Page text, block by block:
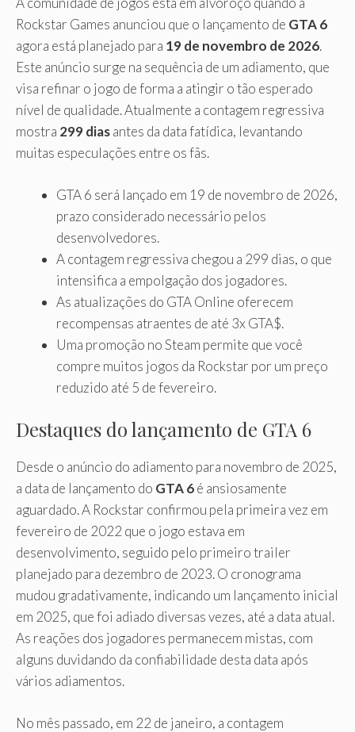
Rockstar Games anunciou que o lançamento de GTA 6
agora está planejado para 19 de novembro de 2026.
Este anúncio surge na sequência de um adiamento, que
visa refinar o jogo de forma a atingir o tão esperado
nível de qualidade. Atualmente a contagem regressiva
mostra 299 diasantes da data fatídica, levantando
muitas especulações entre os fãs.
GTA 6 será lançado em 19 de novembro de 2026,
prazo considerado necessário pelos
desenvolvedores.
A contagem regressiva chegou a 299 dias, o que
intensifica a empolgação dos jogadores.
As atualizações do GTA Online oferecem
recompensas atraentes de até 3x GTA$.
Uma promoção no Steam permite que você
compre muitos jogos da Rockstar por um preço
reduzido até 5 de fevereiro.
Destaques do lançamento de GTA 6
Desde o anúncio do adiamento para novembro de 2025,
a data de lançamento do GTA 6é ansiosamente
aguardado. A Rockstar confirmou pela primeira vez em
fevereiro de 2022 que o jogo estava em
desenvolvimento, seguido pelo primeiro trailer
planejado para dezembro de 2023. O cronograma
mudou gradativamente, indicando um lançamento inicial
em 2025, que foi adiado diversas vezes, até a data atual.
As reações dos jogadores permanecem mistas, com
alguns duvidando da confiabilidade desta data após
vários adiamentos.
No mês passado, em 22 de janeiro, a contagem